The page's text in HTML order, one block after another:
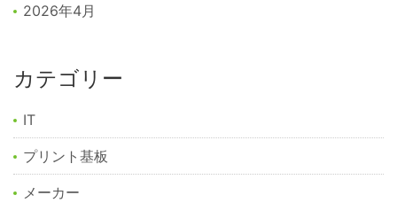
2026年4月
カテゴリー
IT
プリント基板
メーカー